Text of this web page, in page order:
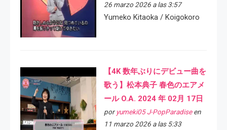
26 marzo 2026 a las 3:57
Yumeko Kitaoka / Koigokoro
【4K 数年ぶりにデビュー曲を
歌う】松本典子 春色のエアメ
ール O.A. 2024 年 02月 17日
por yumeki05 J-PopParadiseen
11 marzo 2026 a las 5:33